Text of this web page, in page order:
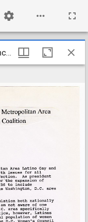
SC_ENLACE_correspondence_0052